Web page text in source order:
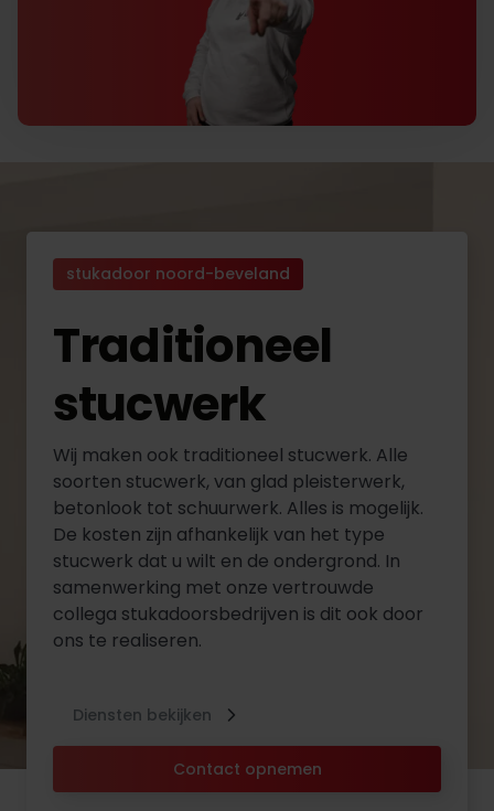
stukadoor noord-beveland
Traditioneel
stucwerk
Wij maken ook traditioneel stucwerk. Alle
soorten stucwerk, van glad pleisterwerk,
betonlook tot schuurwerk. Alles is mogelijk.
De kosten zijn afhankelijk van het type
stucwerk dat u wilt en de ondergrond. In
samenwerking met onze vertrouwde
collega stukadoorsbedrijven is dit ook door
ons te realiseren.
Contact opnemen
Diensten bekijken